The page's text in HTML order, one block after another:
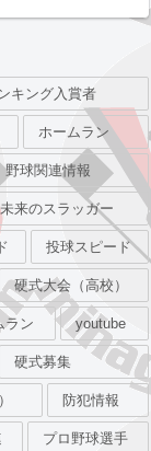
キング入賞者
ホームラン
野球関連情報
未来のスラッガー
投球スピード
硬式大会（高校）
ラン youtube
硬式募集
防犯情報
プロ野球選手